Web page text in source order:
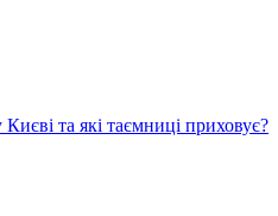
та які таємниці приховує?